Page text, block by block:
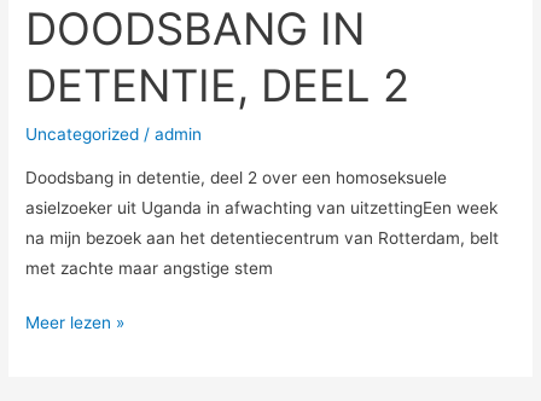
DOODSBANG IN
DETENTIE, DEEL 2
Uncategorized /admin
Doodsbang in detentie, deel 2 over een homoseksuele
asielzoeker uit Uganda in afwachting van uitzettingEen week
na mijn bezoek aan het detentiecentrum van Rotterdam, belt
met zachte maar angstige stem
Meer lezen »